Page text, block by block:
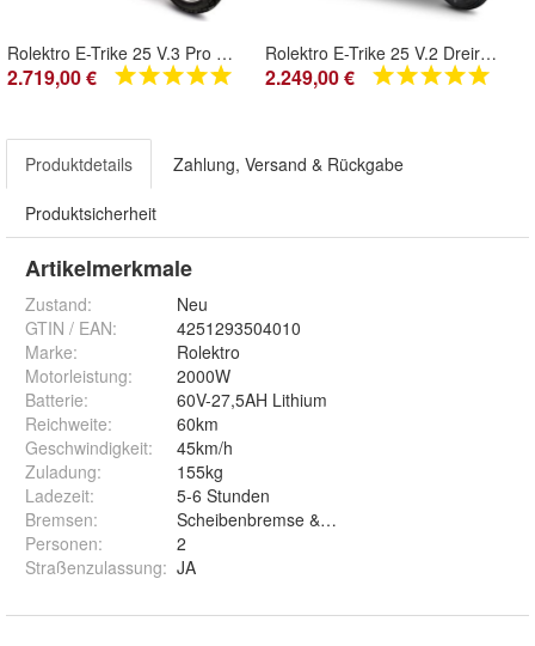
Rolektro E-Trike 25 V.3 Pro Dreirad Elektroroller Seniorenmobil mit Straßenzulassung
2.719,00 €
Rolektro E-Trike 25 V.2 Dreirad Elektroroller 1000W Reichweite 50km Straßenzulassung
2.249,00 €
Produktdetails Zahlung, Versand & Rückgabe
Produktsicherheit
Artikelmerkmale
Zustand:
Neu
GTIN / EAN:
4251293504010
Marke:
Rolektro
Motorleistung:
2000W
Batterie:
60V-27,5AH Lithium
Reichweite:
60km
Geschwindigkeit:
45km/h
Zuladung:
155kg
Ladezeit:
5-6 Stunden
Bremsen:
Scheibenbremse & Trommelbremse
Personen:
2
Straßenzulassung: JA